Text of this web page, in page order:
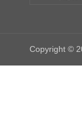
Copyright ©